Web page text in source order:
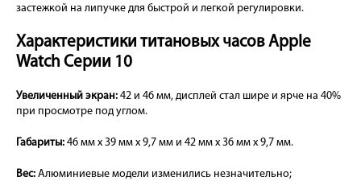
застежкой на липучке для быстрой и легкой регулировки.
Характеристики титановых часов Apple
Watch Серии 10
Увеличенный экран: 42 и 46 мм, дисплей стал шире и ярче на 40%
при просмотре под углом.
Габариты: 46 мм x 39 мм x 9,7 мм и 42 мм x 36 мм x 9,7 мм.
Вес: Алюминиевые модели изменились незначительно;